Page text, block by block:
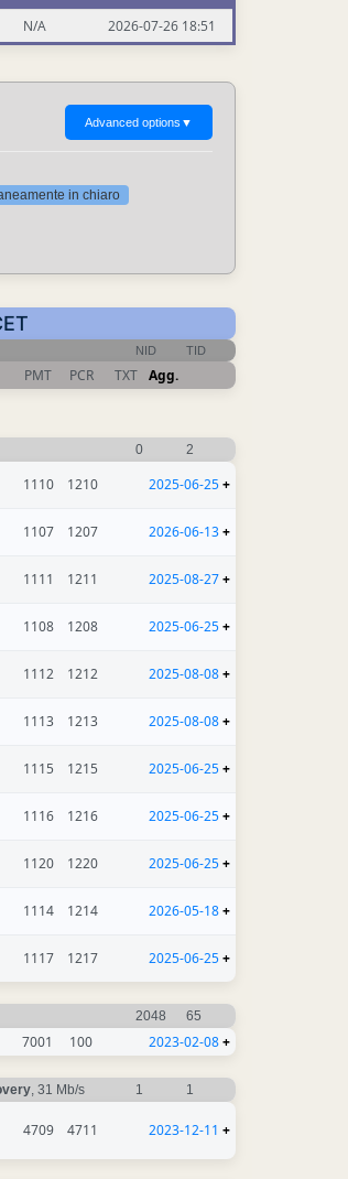
N/A 2026-07-26 18:51
Advanced options ▼
in chiaro
NID TID
PMT PCR TXT Agg.
0 2
1110 1210 2025-06-25+
1107 1207 2026-06-13+
1111 1211 2025-08-27+
1108 1208 2025-06-25+
1112 1212 2025-08-08+
1113 1213 2025-08-08+
1115 1215 2025-06-25+
1116 1216 2025-06-25+
1120 1220 2025-06-25+
1114 1214 2026-05-18+
1117 1217 2025-06-25+
2048 65
7001 100 2023-02-08+
, 31 Mb/s 1 1
4709 4711 2023-12-11 +